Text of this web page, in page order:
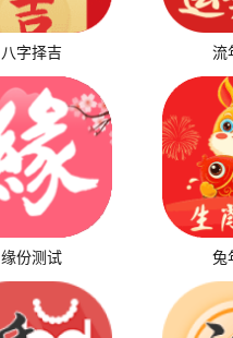
八字择吉 流
缘份测试 兔